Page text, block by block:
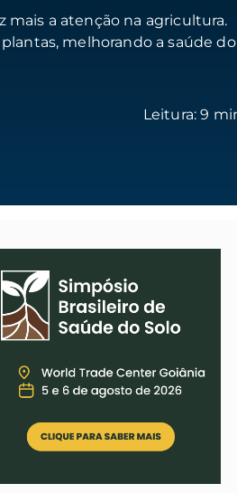
a atenção na agricultura.
melhorando a saúde do